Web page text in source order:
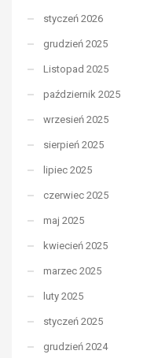
styczeń 2026
grudzień 2025
Listopad 2025
październik 2025
wrzesień 2025
sierpień 2025
lipiec 2025
czerwiec 2025
maj 2025
kwiecień 2025
marzec 2025
luty 2025
styczeń 2025
grudzień 2024